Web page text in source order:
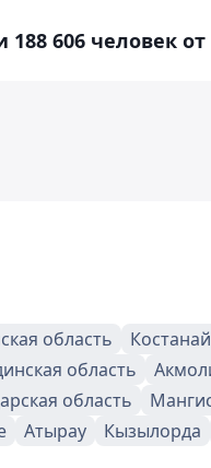
606 человек от
область
область
область
Атырау Кызылорда